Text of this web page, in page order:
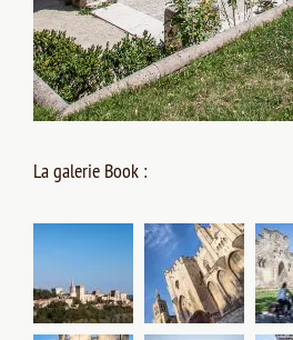
La galerie Book :